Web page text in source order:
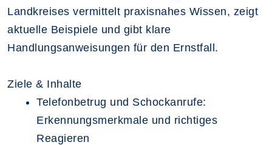
Landkreises vermittelt praxisnahes Wissen, zeigt
aktuelle Beispiele und gibt klare
Handlungsanweisungen für den Ernstfall.
Ziele & Inhalte
Telefonbetrug und Schockanrufe:
Erkennungsmerkmale und richtiges
Reagieren